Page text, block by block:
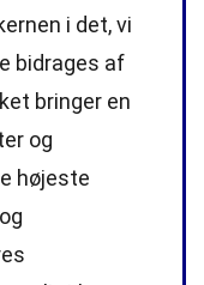
i det, vi
bidrages af
bringer en
og
højeste